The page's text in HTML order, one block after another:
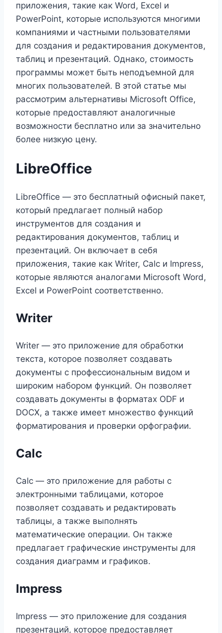
приложения, такие как Word, Excel и
PowerPoint, которые используются многими
компаниями и частными пользователями
для создания и редактирования документов,
таблиц и презентаций. Однако, стоимость
программы может быть неподъемной для
многих пользователей. В этой статье мы
рассмотрим альтернативы Microsoft Office,
которые предоставляют аналогичные
возможности бесплатно или за значительно
более низкую цену.
LibreOffice
LibreOffice — это бесплатный офисный пакет,
который предлагает полный набор
инструментов для создания и
редактирования документов, таблиц и
презентаций. Он включает в себя
приложения, такие как Writer, Calc и Impress,
которые являются аналогами Microsoft Word,
Excel и PowerPoint соответственно.
Writer
Writer — это приложение для обработки
текста, которое позволяет создавать
документы с профессиональным видом и
широким набором функций. Он позволяет
создавать документы в форматах ODF и
DOCX, а также имеет множество функций
форматирования и проверки орфографии.
Calc
Calc — это приложение для работы с
электронными таблицами, которое
позволяет создавать и редактировать
таблицы, а также выполнять
математические операции. Он также
предлагает графические инструменты для
создания диаграмм и графиков.
Impress
Impress — это приложение для создания
презентаций, которое предоставляет